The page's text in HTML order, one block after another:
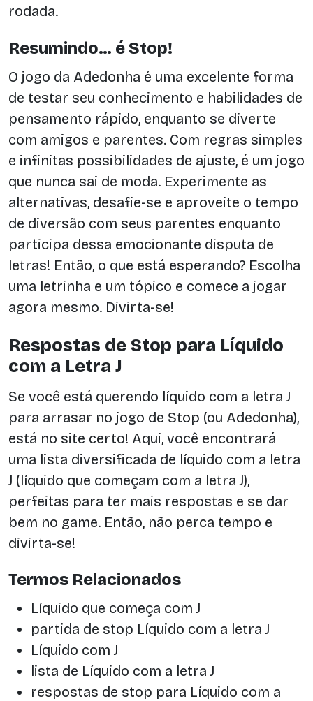
rodada.
Resumindo… é Stop!
O jogo da Adedonha é uma excelente forma
de testar seu conhecimento e habilidades de
pensamento rápido, enquanto se diverte
com amigos e parentes. Com regras simples
e infinitas possibilidades de ajuste, é um jogo
que nunca sai de moda. Experimente as
alternativas, desafie-se e aproveite o tempo
de diversão com seus parentes enquanto
participa dessa emocionante disputa de
letras! Então, o que está esperando? Escolha
uma letrinha e um tópico e comece a jogar
agora mesmo. Divirta-se!
Respostas de Stop para Líquido
com a Letra J
Se você está querendo líquido com a letra J
para arrasar no jogo de Stop (ou Adedonha),
está no site certo! Aqui, você encontrará
uma lista diversificada de líquido com a letra
J (líquido que começam com a letra J),
perfeitas para ter mais respostas e se dar
bem no game. Então, não perca tempo e
divirta-se!
Termos Relacionados
Líquido que começa com J
partida de stop Líquido com a letra J
Líquido com J
lista de Líquido com a letra J
respostas de stop para Líquido com a